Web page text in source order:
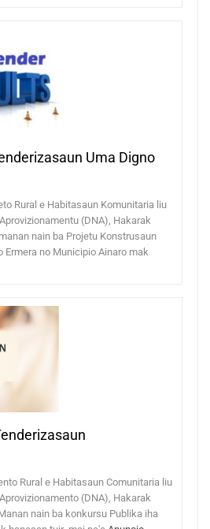
Uma Digno
Rural e Habitasaun Komunitaria liu
(DNA), Hakarak
nain ba Projetu Konstrusaun
Ermera no Municipio Ainaro mak
Rural e Habitasaun Comunitaria liu
(DNA), Hakarak
nain ba konkursu Publika iha